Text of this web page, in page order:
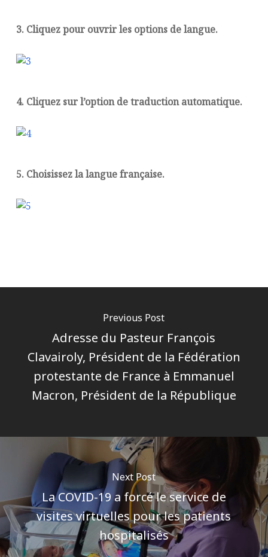
3. Cliquez pour ouvrir les options de langue.
4. Cliquez sur l’option de traduction automatique.
5. Choisissez la langue française.
Previous Post
Adresse du Pasteur François
Clavairoly, Président de la Fédération
protestante de France à Emmanuel
Macron, Président de la République
Next Post
La COVID-19 a forcé le service de
visites virtuelles pour les patients
hospitalisés